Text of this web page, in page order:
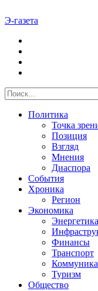
Э-газета
Политика
Точка
Позиция
Взгляд
Мнения
Диаспора
События
Хроника
Регион
Экономика
Энергетика
Финансы
Транспорт
Туризм
Общество